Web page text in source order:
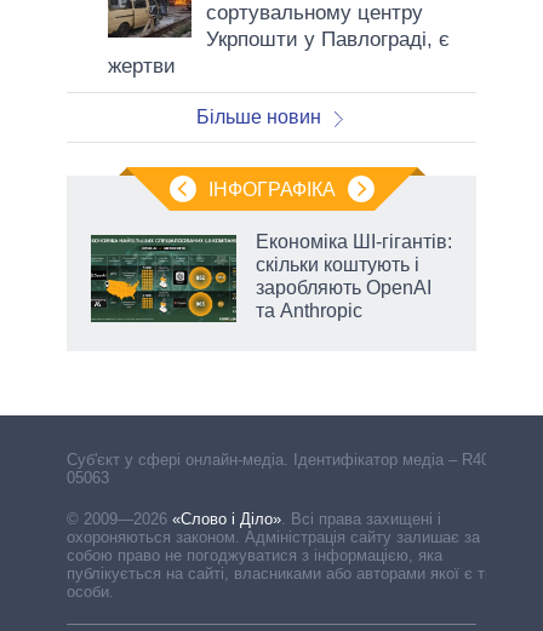
сортувальному центру
Укрпошти у Павлограді, є
жертви
Більше новин
ІНФОГРАФІКА
Економіка ШІ-гігантів:
скільки коштують і
заробляють OpenAI
та Anthropic
Cуб'єкт у сфері онлайн-медіа. Ідентифікатор медіа – R40-
05063
© 2009—2026 «Слово і Діло». Всі права захищені і
охороняються законом. Адміністрація сайту залишає за
собою право не погоджуватися з інформацією, яка
публікується на сайті, власниками або авторами якої є треті
особи.